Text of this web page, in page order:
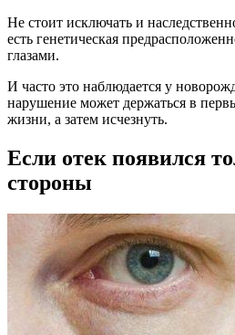
Не стоит исключать и
есть генетическая
глазами.
И часто это наблюдается у
нарушение может держаться в
жизни, а затем исчезнуть.
Если отек появился
стороны